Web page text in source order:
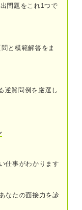
変える
い
問題をこれ1つで
と模範解答をま
逆質問例を厳選し
仕事がわかります
なたの面接力を診